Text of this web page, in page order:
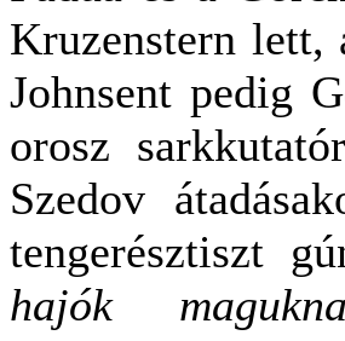
Kruzenstern lett,
Johnsent pedig
orosz
Szedov
tengerésztiszt
hajók